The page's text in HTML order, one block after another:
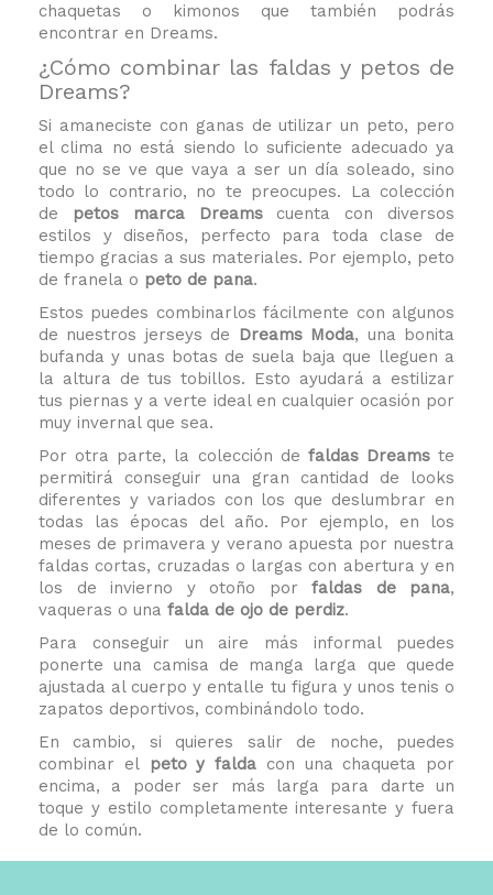
chaquetas o kimonos que también podrás
encontrar en Dreams.
¿Cómo combinar las faldas y petos de
Dreams?
Si amaneciste con ganas de utilizar un peto, pero
el clima no está siendo lo suficiente adecuado ya
que no se ve que vaya a ser un día soleado, sino
todo lo contrario, no te preocupes. La colección
de petos marca Dreamscuenta con diversos
estilos y diseños, perfecto para toda clase de
tiempo gracias a sus materiales. Por ejemplo, peto
de franela o peto de pana.
Estos puedes combinarlos fácilmente con algunos
de nuestros jerseys de Dreams Moda, una bonita
bufanda y unas botas de suela baja que lleguen a
la altura de tus tobillos. Esto ayudará a estilizar
tus piernas y a verte ideal en cualquier ocasión por
muy invernal que sea.
Por otra parte, la colección de faldas Dreamste
permitirá conseguir una gran cantidad de looks
diferentes y variados con los que deslumbrar en
todas las épocas del año. Por ejemplo, en los
meses de primavera y verano apuesta por nuestra
faldas cortas, cruzadas o largas con abertura y en
los de invierno y otoño por faldas de pana,
vaqueras o una falda de ojo de perdiz.
Para conseguir un aire más informal puedes
ponerte una camisa de manga larga que quede
ajustada al cuerpo y entalle tu figura y unos tenis o
zapatos deportivos, combinándolo todo.
En cambio, si quieres salir de noche, puedes
combinar el peto y falda con una chaqueta por
encima, a poder ser más larga para darte un
toque y estilo completamente interesante y fuera
de lo común.